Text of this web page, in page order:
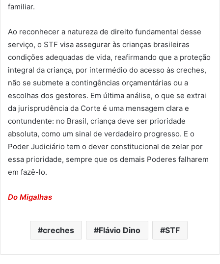
familiar.
Ao reconhecer a natureza de direito fundamental desse
serviço, o STF visa assegurar às crianças brasileiras
condições adequadas de vida, reafirmando que a proteção
integral da criança, por intermédio do acesso às creches,
não se submete a contingências orçamentárias ou a
escolhas dos gestores. Em última análise, o que se extrai
da jurisprudência da Corte é uma mensagem clara e
contundente: no Brasil, criança deve ser prioridade
absoluta, como um sinal de verdadeiro progresso. E o
Poder Judiciário tem o dever constitucional de zelar por
essa prioridade, sempre que os demais Poderes falharem
em fazê-lo.
Do Migalhas
creches Flávio Dino STF